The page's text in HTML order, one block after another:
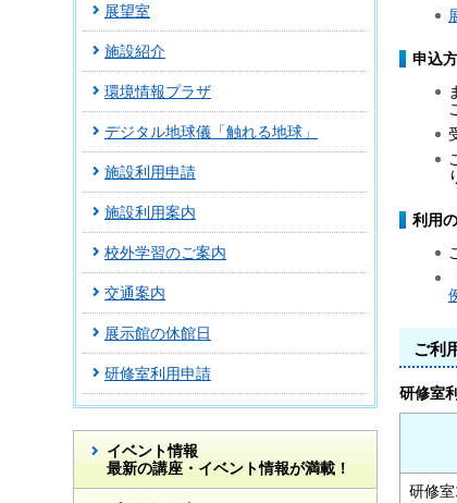
展望室
施設紹介
環境情報プラザ
デジタル地球儀「触れる地球」
施設利用申請
施設利用案内
校外学習のご案内
交通案内
展示館の休館日
研修室利用申請
イベント情報
最新の講座・イベント情報が満載！
申込
利用
ご利
研修室
研修